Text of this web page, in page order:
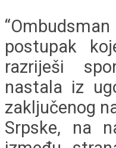
postupak
razriješi
nastala iz
zaključenog
Srpske, na